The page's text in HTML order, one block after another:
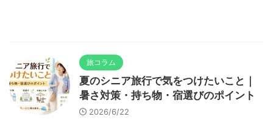
旅コラム
夏のシニア旅行で気をつけたいこと｜
暑さ対策・持ち物・宿選びのポイント
2026/6/22